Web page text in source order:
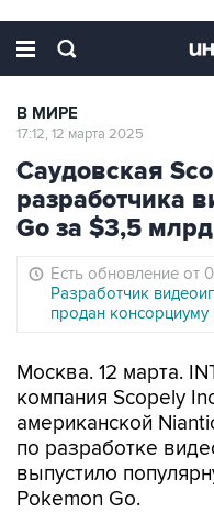
В МИРЕ
17:12, 12 марта 2025
Саудовская
разработчика
Go за $3,5 млрд
Есть обновление от
Разработчик
продан консорциуму
Москва. 12 марта.
компания Scopely
американской
по разработке
выпустило
Pokemon Go.